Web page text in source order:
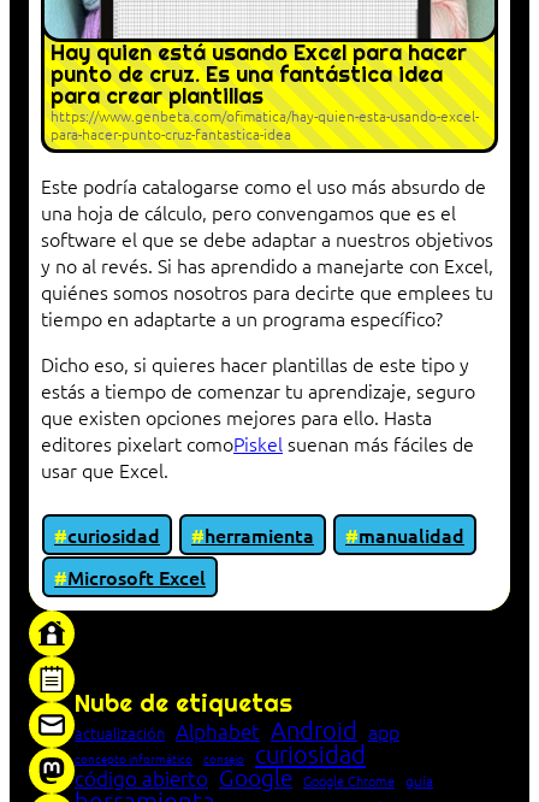
Hay quien está usando Excel para hacer
punto de cruz. Es una fantástica idea
para crear plantillas
https://www.genbeta.com/ofimatica/hay-quien-esta-usando-excel-
para-hacer-punto-cruz-fantastica-idea
Este podría catalogarse como el uso más absurdo de
una hoja de cálculo, pero convengamos que es el
software el que se debe adaptar a nuestros objetivos
y no al revés. Si has aprendido a manejarte con Excel,
quiénes somos nosotros para decirte que emplees tu
tiempo en adaptarte a un programa específico?
Dicho eso, si quieres hacer plantillas de este tipo y
estás a tiempo de comenzar tu aprendizaje, seguro
que existen opciones mejores para ello. Hasta
editores pixelart comoPiskel suenan más fáciles de
usar que Excel.
curiosidad herramienta
manualidad
Microsoft Excel
Nube de etiquetas
actualización Alphabet Android app
concepto informático consejo curiosidad
código abierto Google Google Chrome guía